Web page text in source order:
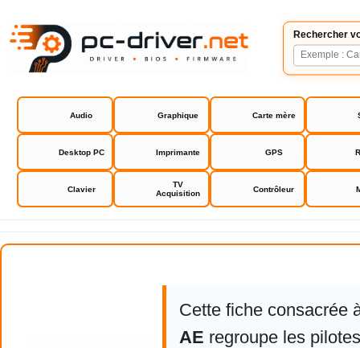
Rechercher
Audio Graphique Carte mère
Desktop PC Imprimante GPS
Clavier
TV
Acquisition
Contrôleur
Asus Xonar AE
Cette fiche consacrée
AE regroupe les